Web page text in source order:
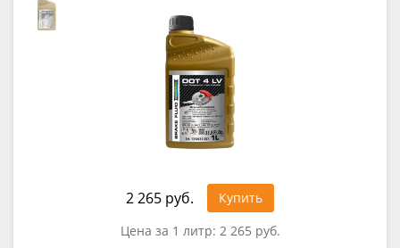
2 265 руб.
Купить
Цена за 1 литр: 2 265 руб.